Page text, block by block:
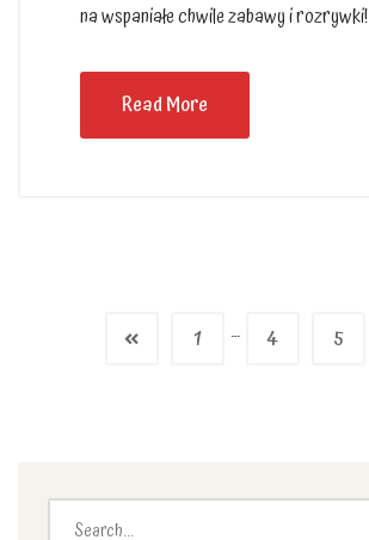
na wspaniałe chwile zabawy i rozrywki!
Read More
1 … 4 5